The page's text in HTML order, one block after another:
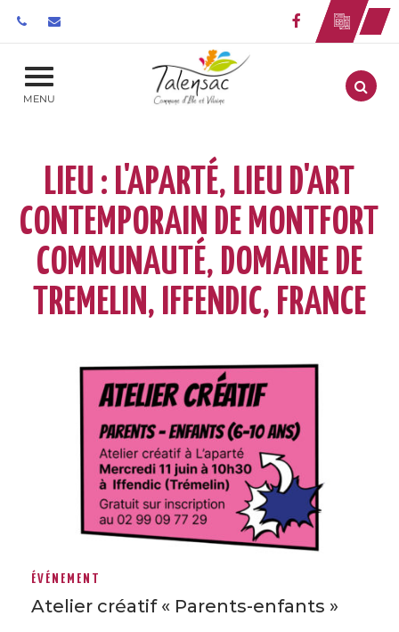
Lien vers le
MENU Aller
LIEU : L'APARTÉ, LIEU D'ART
CONTEMPORAIN DE MONTFORT
COMMUNAUTÉ, DOMAINE DE
TREMELIN, IFFENDIC, FRANCE
ÉVÉNEMENT
Atelier créatif « Parents-enfants »